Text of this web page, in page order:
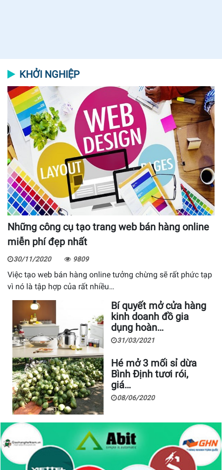
KHỞI NGHIỆP
Những công cụ tạo trang web bán hàng online
miễn phí đẹp nhất
30/11/2020 9809
Việc tạo web bán hàng online tưởng chừng sẽ rất phức tạp
vì nó là tập hợp của rất nhiều…
Bí quyết mở cửa hàng
kinh doanh đồ gia
dụng hoàn…
31/03/2021
Hé mở 3 mối sỉ dừa
Bình Định tươi rói,
giá…
08/06/2020